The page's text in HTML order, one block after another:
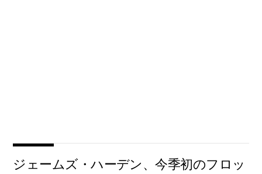
ジェームズ・ハーデン、今季初のフロッ